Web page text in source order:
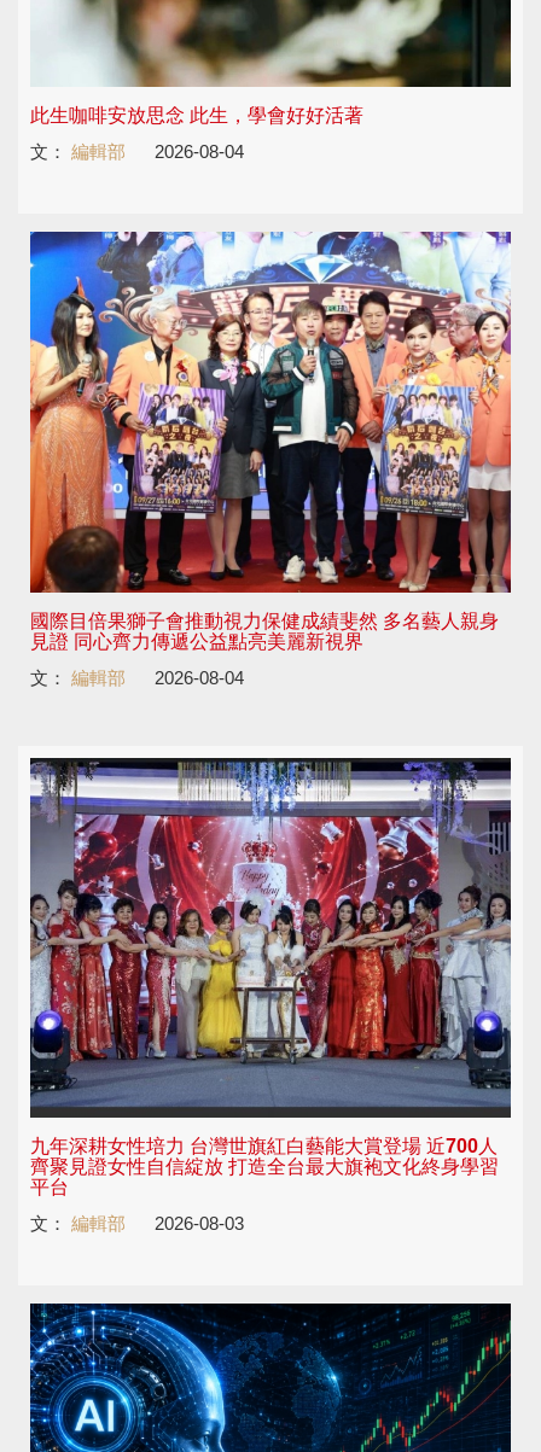
此生咖啡安放思念 此生，學會好好活著
文： 編輯部 2026-08-04
國際目倍果獅子會推動視力保健成績斐然 多名藝人親身
見證 同心齊力傳遞公益點亮美麗新視界
文： 編輯部 2026-08-04
九年深耕女性培力 台灣世旗紅白藝能大賞登場 近700人
齊聚見證女性自信綻放 打造全台最大旗袍文化終身學習
平台
文： 編輯部 2026-08-03